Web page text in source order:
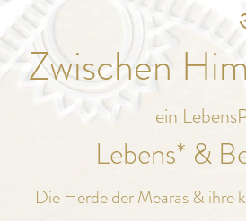
Zwischen
ein
Lebens* &
Die Herde der Mearas & ihre